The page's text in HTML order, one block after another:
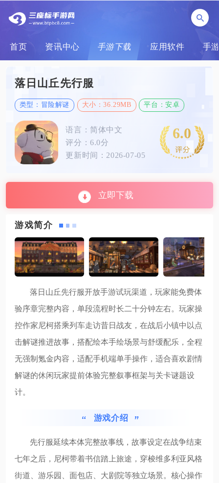
首页 资讯中心 手游下载 应用软件 手
落日山丘先行服
类型：冒险解谜 大小：36.29MB 平台：安卓
语言：简体中文
评分：6.0分
更新时间：2026-07-05
6.0
立即下载
游戏简介
落日山丘先行服开放手游试玩渠道，玩家能免费体
验序章完整内容，单段流程时长二十分钟左右。玩家操
控作家尼柯搭乘列车走访昔日战友，在战后小镇中以点
击解谜推进故事，搭配绘本手绘场景与舒缓配乐，全程
无强制氪金内容，适配手机端单手操作，适合喜欢剧情
解谜的休闲玩家提前体验完整叙事框架与关卡谜题设
计。
游戏介绍
先行服延续本体完整故事线，故事设定在战争结束
七年之后，尼柯带着书信踏上旅途，穿梭维多利亚风格
街道、游乐园、面包店、大剧院等独立场景。核心操作